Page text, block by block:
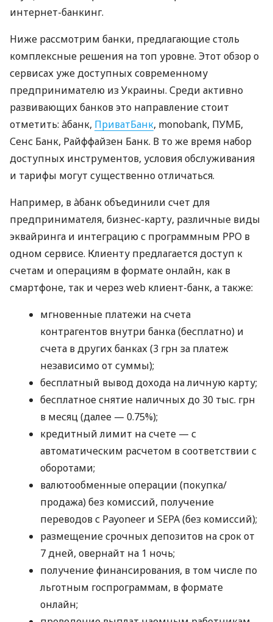
интернет-банкинг.
Ниже рассмотрим банки, предлагающие столь
комплексные решения на топ уровне. Этот обзор о
сервисах уже доступных современному
предпринимателю из Украины. Среди активно
развивающих банков это направление стоит
отметить: àбанк, ПриватБанк, monobank, ПУМБ,
Сенс Банк, Райффайзен Банк. В то же время набор
доступных инструментов, условия обслуживания
и тарифы могут существенно отличаться.
Например, в àбанк объединили счет для
предпринимателя, бизнес-карту, различные виды
эквайринга и интеграцию с программным РРО в
одном сервисе. Клиенту предлагается доступ к
счетам и операциям в формате онлайн, как в
смартфоне, так и через web клиент-банк, а также:
мгновенные платежи на счета
контрагентов внутри банка (бесплатно) и
счета в других банках (3 грн за платеж
независимо от суммы);
бесплатный вывод дохода на личную карту;
бесплатное снятие наличных до 30 тыс. грн
в месяц (далее — 0.75%);
кредитный лимит на счете — с
автоматическим расчетом в соответствии с
оборотами;
валютообменные операции (покупка/
продажа) без комиссий, получение
переводов с Payoneer и SEPA (без комиссий);
размещение срочных депозитов на срок от
7 дней, овернайт на 1 ночь;
получение финансирования, в том числе по
льготным госпрограммам, в формате
онлайн;